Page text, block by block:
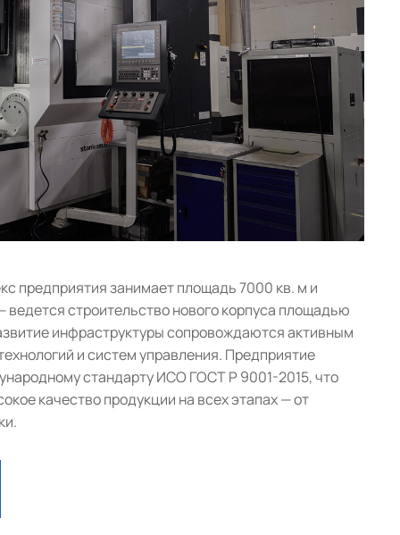
предприятия занимает площадь 7000 кв. м и
строительство нового корпуса площадью
инфраструктуры сопровождаются активным
и систем управления. Предприятие
стандарту ИСО ГОСТ Р 9001-2015, что
качество продукции на всех этапах — от